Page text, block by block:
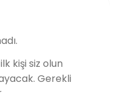
kişi siz olun
Gerekli